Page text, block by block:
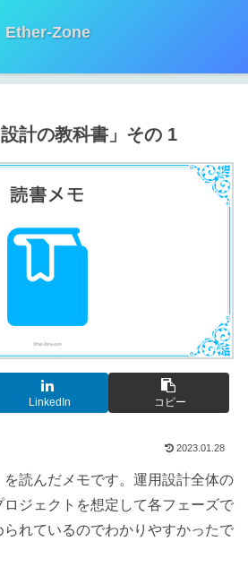
Ether-Zone
計の教科書」その 1
LinkedIn コピー
2023.01.28
を読んだメモです。運用設計全体の
ジェクトを想定して各フェーズで
れているのでわかりやすかったで